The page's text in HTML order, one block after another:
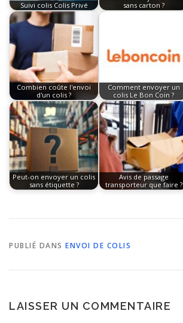
Suivi colis Colis Privé
sans carton ?
Combien coûte l'envoi
d'un colis ?
Comment envoyer un
colis Le Bon Coin ?
Peut-on envoyer un colis
sans étiquette ?
Avis de passage
transporteur que faire ?
PUBLIÉ DANS ENVOI DE COLIS
LAISSER UN COMMENTAIRE